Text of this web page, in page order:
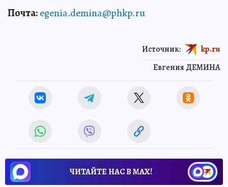
Почта:egenia.demina@phkp.ru
Евгения ДЕМИНА
Источник: kp.ru
ЧИТАЙТЕ НАС В МАХ!